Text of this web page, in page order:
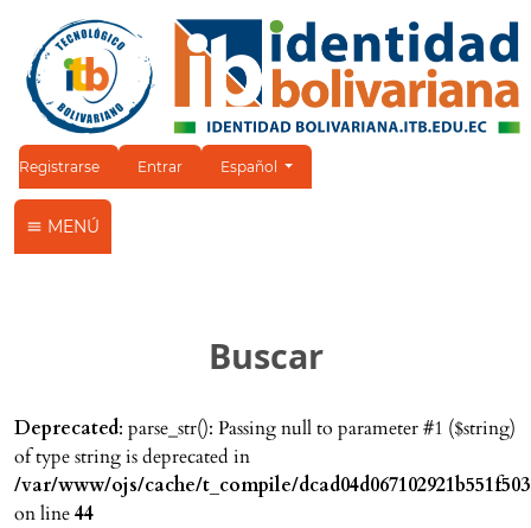
Registrarse Entrar Cambiar el idioma. El idioma actual es:
Español
MENÚ
Buscar
Deprecated: parse_str(): Passing null to parameter #1 ($string)
of type string is deprecated in
/var/www/ojs/cache/t_compile/
on line44